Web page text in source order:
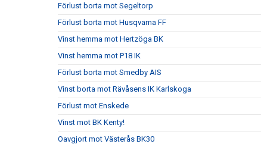
Förlust borta mot Segeltorp
Förlust borta mot Husqvarna FF
Vinst hemma mot Hertzöga BK
Vinst hemma mot P18 IK
Förlust borta mot Smedby AIS
Vinst borta mot Rävåsens IK Karlskoga
Förlust mot Enskede
Vinst mot BK Kenty!
Oavgjort mot Västerås BK30